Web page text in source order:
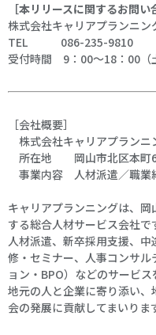
［本リリースに関するお問い
株式会社キャリアプランニ
TEL 086-235-9810
受付時間 9：00～18：00（
［会社概要］
株式会社キャリアプランニ
所在地 岡山市北区本町6
事業内容 人材派遣／職業
キャリアプランニングは、
する総合人材サービス会社で
人材派遣、新卒採用支援、
修・セミナー、人事コンサル
ョン・BPO）などのサービス
地元の人と企業に寄り添い
会の発展に貢献してまいりま